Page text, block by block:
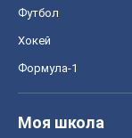
Футбол
Хокей
Формула-1
Моя школа